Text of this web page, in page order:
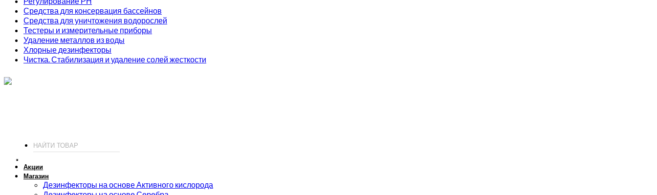
Средства для консервация бассейнов
Средства для уничтожения водорослей
Тестеры и измерительные приборы
Удаление металлов из воды
Хлорные дезинфекторы
Чистка. Стабилизация и удаление солей жесткости
Акции
Магазин
Дезинфекторы на основе Активного кислорода